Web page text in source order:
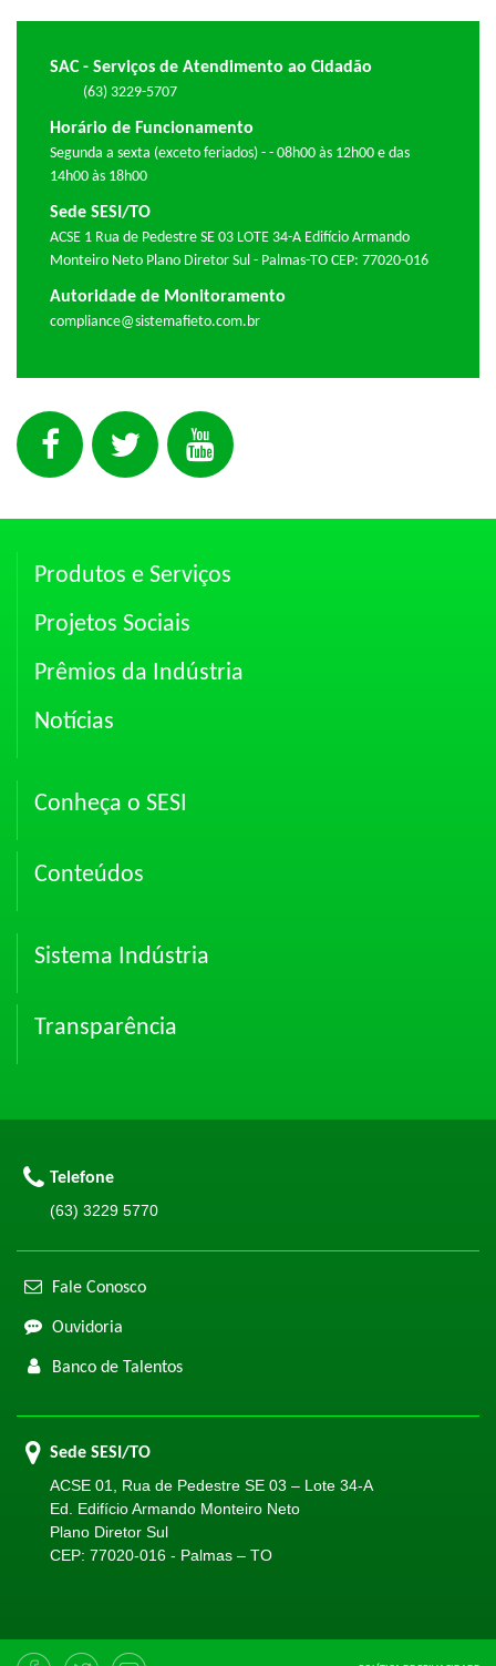
SAC - Serviços de Atendimento ao Cidadão
(63) 3229-5707
Horário de Funcionamento
Segunda a sexta (exceto feriados) - - 08h00 às 12h00 e das
14h00 às 18h00
Sede SESI/TO
ACSE 1 Rua de Pedestre SE 03 LOTE 34-A Edifício Armando
Monteiro Neto Plano Diretor Sul - Palmas-TO CEP: 77020-016
Autoridade de Monitoramento
compliance@sistemafieto.com.br
Produtos e Serviços
Projetos Sociais
Prêmios da Indústria
Notícias
Conheça o SESI
Conteúdos
Sistema Indústria
Transparência
Telefone
(63) 3229 5770
Fale Conosco
Ouvidoria
Banco de Talentos
Sede SESI/TO
ACSE 01, Rua de Pedestre SE 03 – Lote 34-A
Ed. Edifício Armando Monteiro Neto
Plano Diretor Sul
CEP: 77020-016 - Palmas – TO